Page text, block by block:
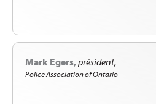
Mark Egers président
Police Association of Ontario